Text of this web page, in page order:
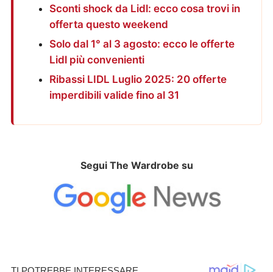
Sconti shock da Lidl: ecco cosa trovi in
offerta questo weekend
Solo dal 1° al 3 agosto: ecco le offerte
Lidl più convenienti
Ribassi LIDL Luglio 2025: 20 offerte
imperdibili valide fino al 31
Segui The Wardrobe su